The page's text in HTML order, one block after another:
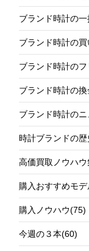
ブランド時計の
ブランド時計の
ブランド時計の
ブランド時計の
ブランド時計の
時計ブランドの歴
高価買取ノウハウ
購入おすすめモ
購入ノウハウ(75)
今週の３本(60)